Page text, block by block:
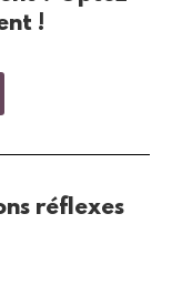
!
réflexes